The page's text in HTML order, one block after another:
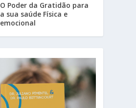
O Poder da Gratidão para
a sua saúde Física e
emocional